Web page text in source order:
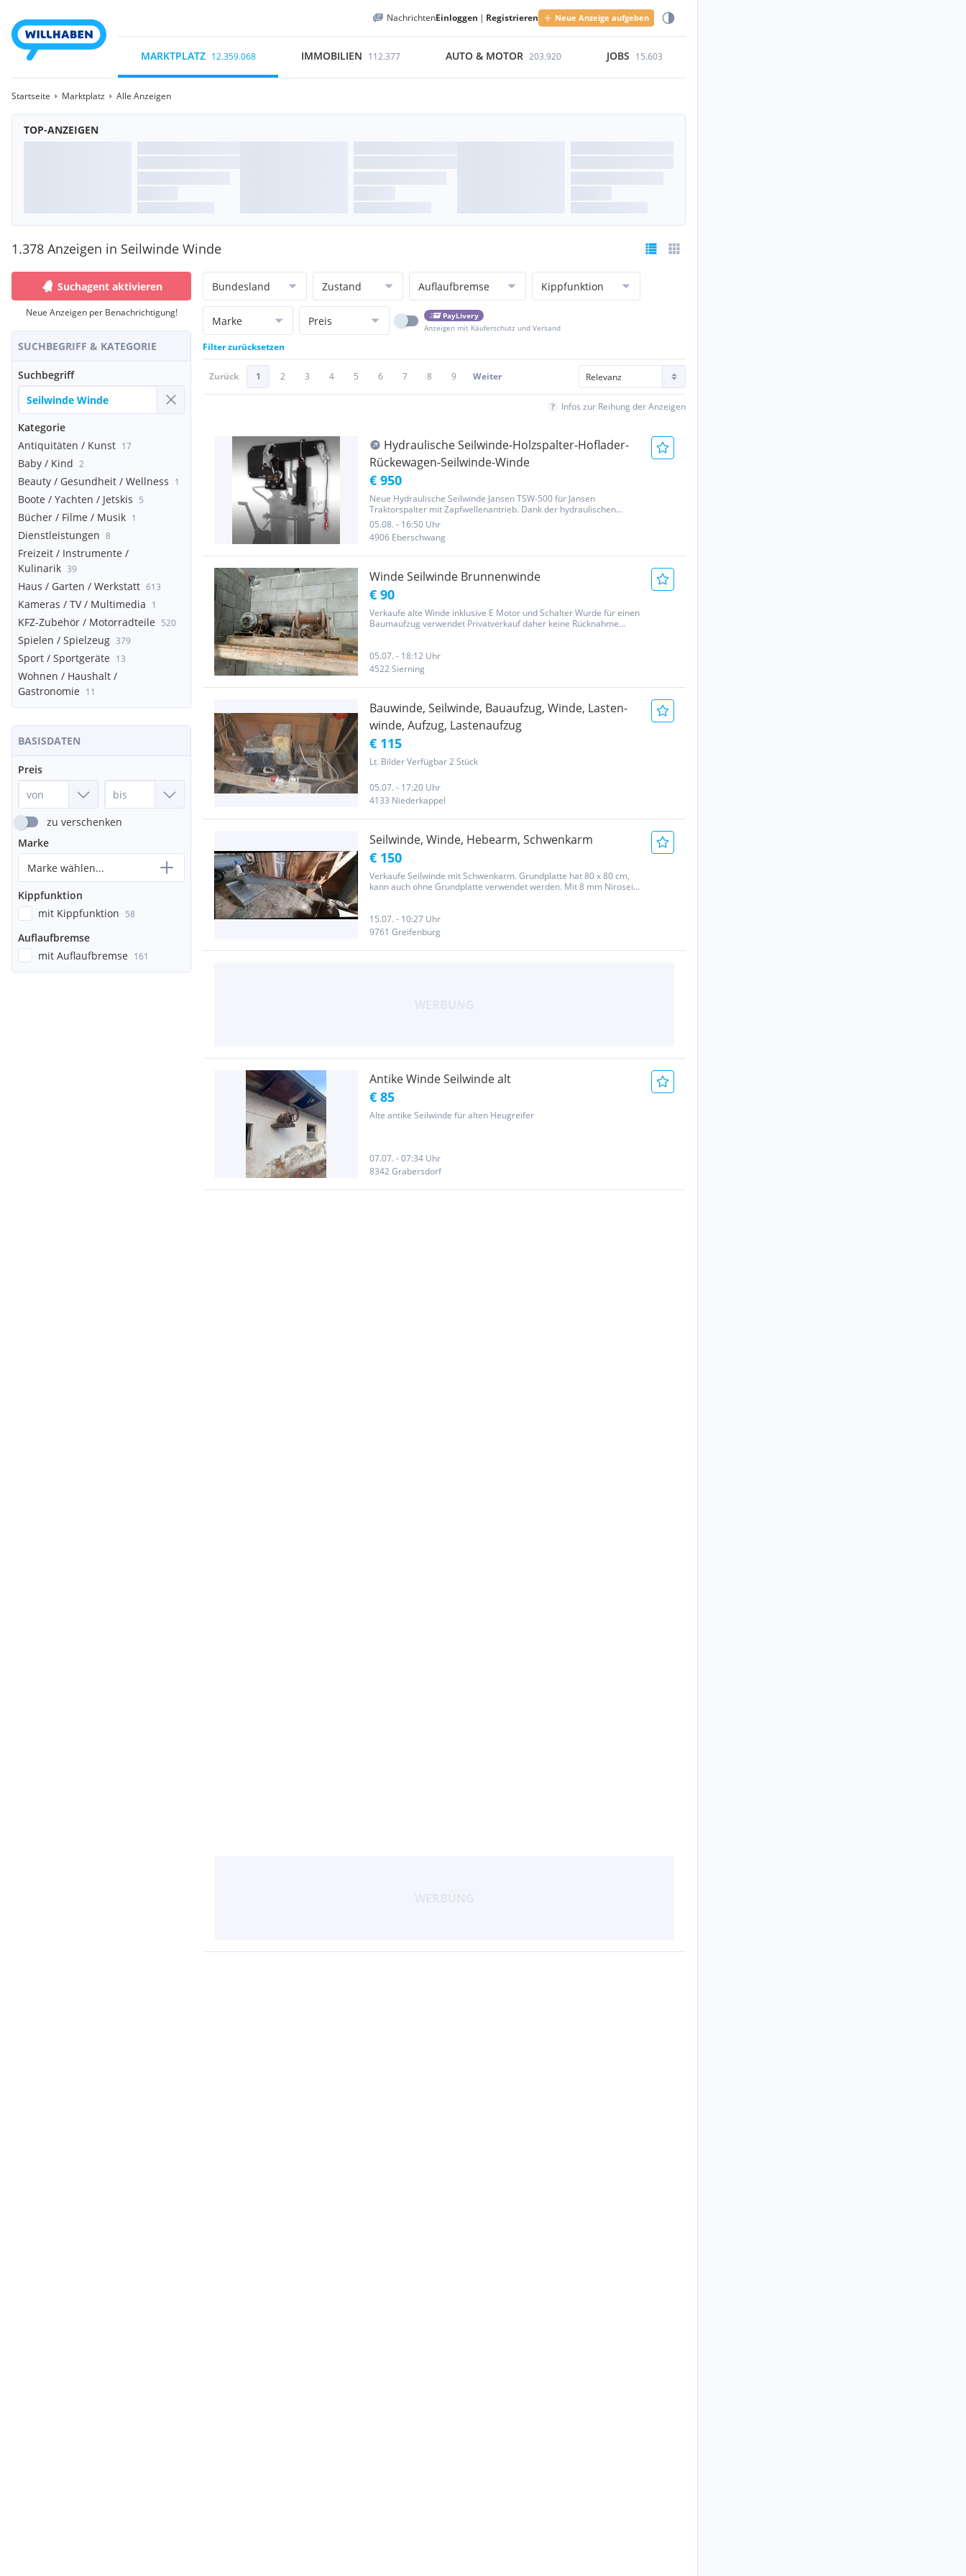
NachrichtenEinloggen | Registrieren Neue Anzeige aufgeben
MARKTPLATZ 12.359.068 IMMOBILIEN 112.377 AUTO & MOTOR 203.920 JOBS 15.603
Startseite Marktplatz Alle Anzeigen
TOP-ANZEIGEN
1.378 Anzeigen in Seilwinde Winde
Suchagent aktivieren
Neue Anzeigen per Benachrichtigung!
SUCHBEGRIFF & KATEGORIE
Suchbegriff
Kategorie
Antiquitäten / Kunst 17
Baby / Kind 2
Beauty / Gesundheit / Wellness 1
Boote / Yachten / Jetskis 5
Bücher / Filme / Musik 1
Dienstleistungen 8
Freizeit / Instrumente /
Kulinarik 39
Haus / Garten / Werkstatt 613
Kameras / TV / Multimedia 1
KFZ-Zubehör / Motorradteile 520
Spielen / Spielzeug 379
Sport / Sportgeräte 13
Wohnen / Haushalt /
Gastronomie 11
BASISDATEN
Preis
zu verschenken
Marke
Marke wählen...
Kippfunktion
mit Kippfunktion 58
Auflaufbremse
mit Auflaufbremse 161
Bundesland Zustand Auflaufbremse Kippfunktion
Marke Preis
PayLivery
Anzeigen mit Käuferschutz und Versand
Filter zurücksetzen
Zurück 1 2 3 4 5 6 7 8 9 Weiter
Infos zur Reihung der Anzeigen
Hydraulische Seilwinde-Holzspalter-Hoflader-
Rückewagen-Seilwinde-Winde
€ 950
Neue Hydraulische Seilwinde Jansen TSW-500 für Jansen
Traktorspalter mit Zapfwellenantrieb. Dank der hydraulischen
Seilwinde lassen sich auch schwere Holzstämme mühelos und ohne
Kraftaufwand an Ihren Holzspalter heranziehen. Die Winde hat eine
maximale...
05.08. - 16:50 Uhr
4906 Eberschwang
Winde Seilwinde Brunnenwinde
€ 90
Verkaufe alte Winde inklusive E Motor und Schalter Wurde für einen
Baumaufzug verwendet Privatverkauf daher keine Rücknahme
05.07. - 18:12 Uhr
4522 Sierning
Bauwinde, Seilwinde, Bauaufzug, Winde, Lasten-
winde, Aufzug, Lastenaufzug
€ 115
Lt. Bilder Verfügbar 2 Stück
05.07. - 17:20 Uhr
4133 Niederkappel
Seilwinde, Winde, Hebearm, Schwenkarm
€ 150
Verkaufe Seilwinde mit Schwenkarm. Grundplatte hat 80 x 80 cm,
kann auch ohne Grundplatte verwendet werden. Mit 8 mm Niroseil
15.07. - 10:27 Uhr
9761 Greifenburg
Antike Winde Seilwinde alt
€ 85
Alte antike Seilwinde für alten Heugreifer
07.07. - 07:34 Uhr
8342 Grabersdorf